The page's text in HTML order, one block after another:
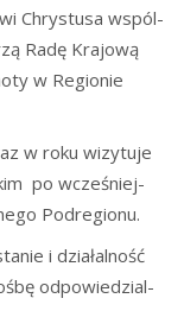
Chry­stu­sa wspól­
Radę Kra­jo­wą
w Regio­nie
w roku wizy­tu­je
po wcze­śniej­
Podregionu.
i dzia­łal­ność
odpo­wie­dzial­